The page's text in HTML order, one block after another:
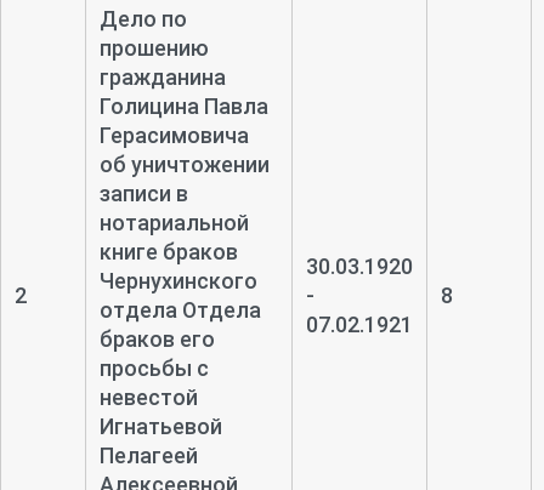
2
Дело по
прошению
гражданина
Голицина Павла
Герасимовича
об уничтожении
записи в
нотариальной
книге браков
Чернухинского
отдела Отдела
браков его
просьбы с
невестой
Игнатьевой
Пелагеей
Алексеевной
30.03.1920
-
07.02.1921
8